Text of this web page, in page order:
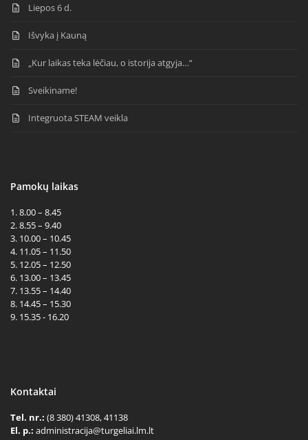
Liepos 6 d.
Išvyka į Kauną
„Kur laikas teka lėčiau, o istorija atgyja…“
Sveikiname!
Integruota STEAM veikla
Pamokų laikas
1. 8.00 – 8.45
2. 8.55 – 9.40
3. 10.00 – 10.45
4. 11.05 – 11.50
5. 12.05 – 12.50
6. 13.00 – 13.45
7. 13.55 – 14.40
8. 14.45 – 15.30
9. 15.35 - 16.20
Kontaktai
Tel. nr.: (8 380) 41308, 41138
El. p.: administracija@turgeliai.lm.lt